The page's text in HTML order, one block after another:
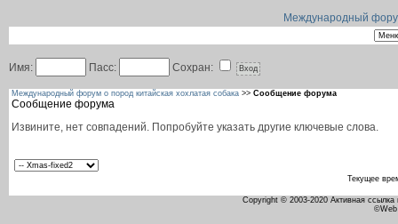
Международный
Имя: Пасс: Сохран:
Международный форум о пород китайская хохлатая собака >> Сообщение форума
Сообщение форума
Извините, нет совпадений. Попробуйте указать другие ключевые слова.
Текущее
Copyright © 2003-2020 Активная ссылка